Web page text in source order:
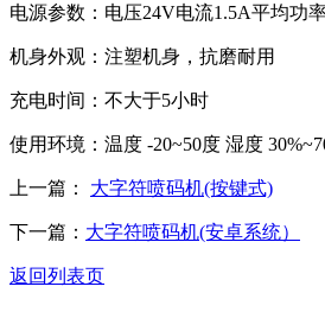
电源参数：电压24V电流1.5A平均功
机身外观：注塑机身，抗磨耐用
充电时间：不大于5小时
使用环境：温度 -20~50度 湿度
上一篇： 大字符喷码机(按键式)
下一篇： 大字符喷码机(安卓系统）
返回列表页